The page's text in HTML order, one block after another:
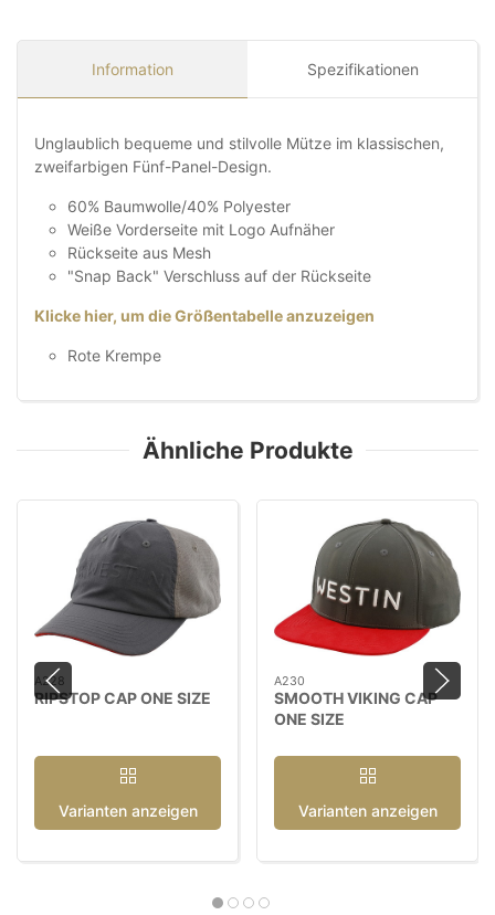
Information Spezifikationen
Unglaublich bequeme und stilvolle Mütze im klassischen,
zweifarbigen Fünf-Panel-Design.
60% Baumwolle/40% Polyester
Weiße Vorderseite mit Logo Aufnäher
Rückseite aus Mesh
"Snap Back" Verschluss auf der Rückseite
Klicke hier, um die Größentabelle anzuzeigen
Rote Krempe
Ähnliche Produkte
A228
RIPSTOP CAP ONE SIZE
Varianten anzeigen
A230
SMOOTH VIKING CAP
ONE SIZE
Varianten anzeigen